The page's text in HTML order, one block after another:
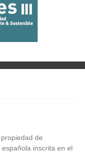
de
española inscrita en el